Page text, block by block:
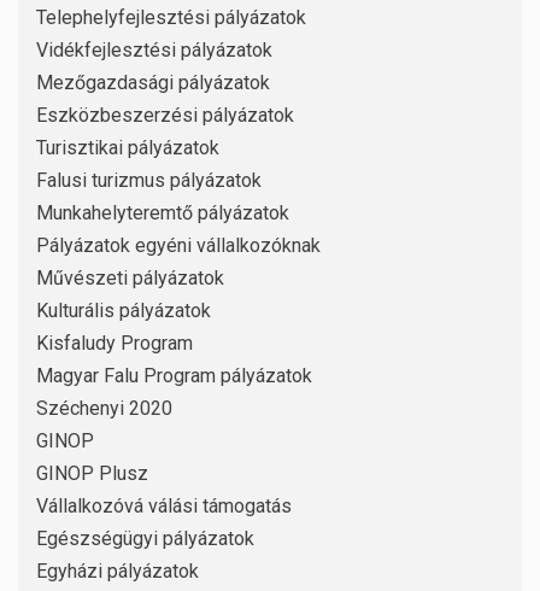
Telephelyfejlesztési pályázatok
Vidékfejlesztési pályázatok
Mezőgazdasági pályázatok
Eszközbeszerzési pályázatok
Turisztikai pályázatok
Falusi turizmus pályázatok
Munkahelyteremtő pályázatok
Pályázatok egyéni vállalkozóknak
Művészeti pályázatok
Kulturális pályázatok
Kisfaludy Program
Magyar Falu Program pályázatok
Széchenyi 2020
GINOP
GINOP Plusz
Vállalkozóvá válási támogatás
Egészségügyi pályázatok
Egyházi pályázatok